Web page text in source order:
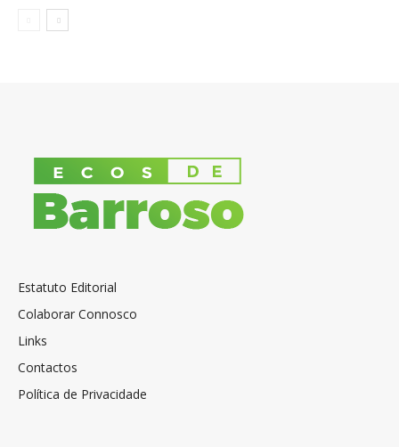
Estatuto Editorial
Colaborar Connosco
Links
Contactos
Política de Privacidade